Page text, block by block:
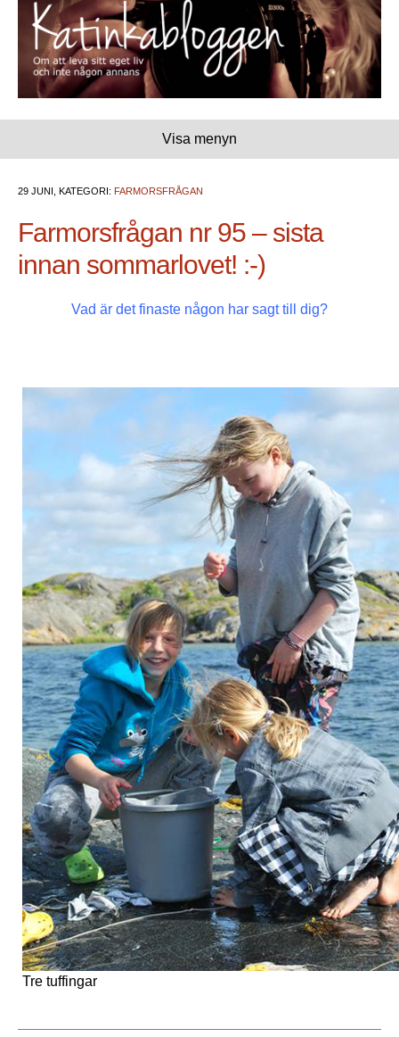
Visa menyn
29 JUNI, KATEGORI: FARMORSFRÅGAN
Farmorsfrågan nr 95 – sista
innan sommarlovet! :-)
Vad är det finaste någon har sagt till dig?
Tre tuffingar